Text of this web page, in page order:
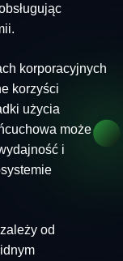
korporacyjnych
korzyści
użycia
może
i
od